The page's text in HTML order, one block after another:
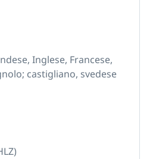
Inglese, Francese,
castigliano, svedese